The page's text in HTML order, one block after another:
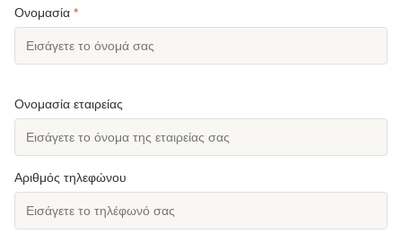
Ονομασία *
Ονομασία εταιρείας
Αριθμός τηλεφώνου